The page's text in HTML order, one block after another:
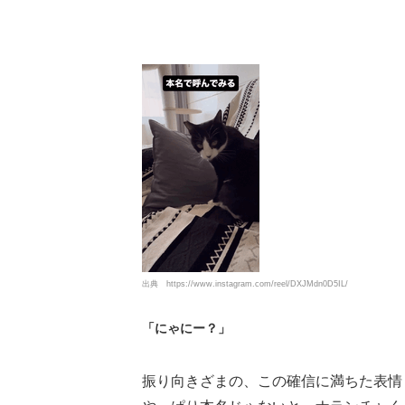
出典 https://www.instagram.com/reel/DXJMdn0D5IL/
「にゃにー？」
振り向きざまの、この確信に満ちた表情